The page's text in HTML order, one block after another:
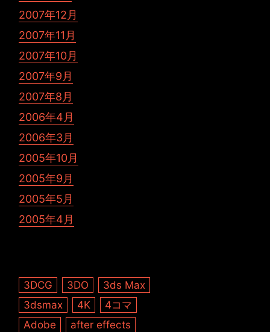
2007年12月
2007年11月
2007年10月
2007年9月
2007年8月
2006年4月
2006年3月
2005年10月
2005年9月
2005年5月
2005年4月
3DCG 3DO
3ds Max
3dsmax
4K
4コマ
Adobe
after effects